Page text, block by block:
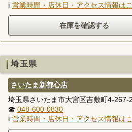
ℹ 営業時間・店休日・アクセス情報は
埼玉県
さいたま新都心店
埼玉県さいたま市大宮区吉敷町4-267-
☎ 048-600-0830
ℹ 営業時間・店休日・アクセス情報は